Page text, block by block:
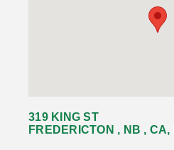
319 KING ST
FREDERICTON , NB , CA,